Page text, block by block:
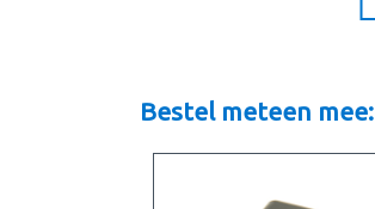
Bestel meteen mee: